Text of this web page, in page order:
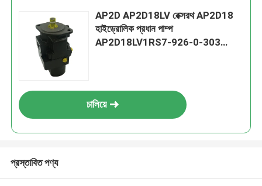
AP2D AP2D18LV রেক্সরথ AP2D18
হাইড্রোলিক প্রধান পাম্প
AP2D18LV1RS7-926-0-303
চালিয়ে
প্রস্তাবিত পণ্য